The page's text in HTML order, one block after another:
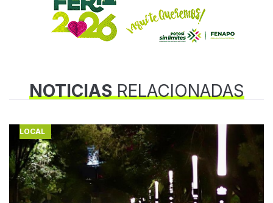
NOTICIASRELACIONADAS
LOCAL